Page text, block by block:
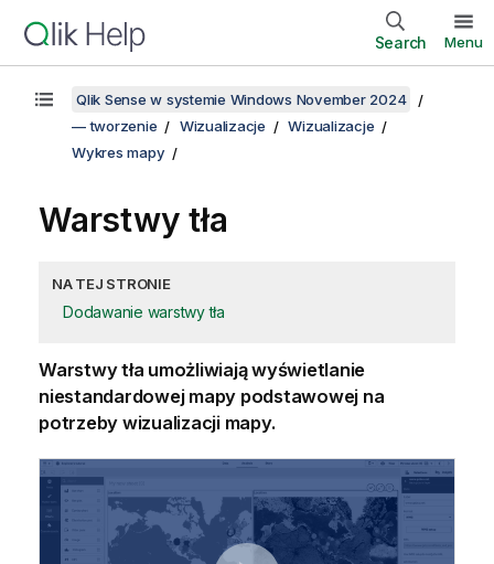
Search Menu
Qlik Sense w systemie Windows November 2024
— tworzenie
Wizualizacje
Wizualizacje
Wykres mapy
Warstwy tła
NA TEJ STRONIE
Dodawanie warstwy tła
Warstwy tła umożliwiają wyświetlanie
niestandardowej mapy podstawowej na
potrzeby wizualizacji mapy.